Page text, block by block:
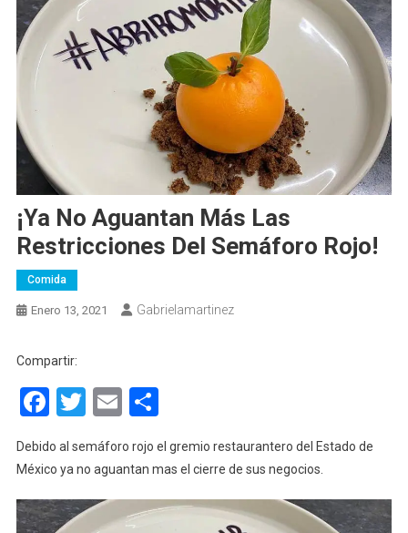
¡Ya No Aguantan Más Las
Restricciones Del Semáforo Rojo!
Comida
Enero 13, 2021 Gabrielamartinez
Compartir:
Facebook
Twitter
EmailCompartir
Debido al semáforo rojo el gremio restaurantero del Estado de
México ya no aguantan mas el cierre de sus negocios.